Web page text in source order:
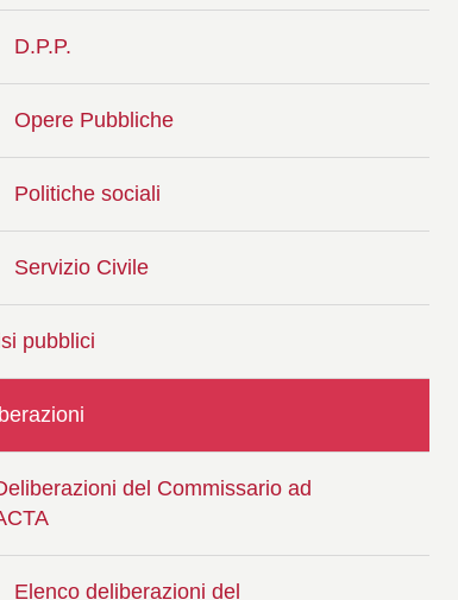
D.P.P.
Opere Pubbliche
Politiche sociali
Servizio Civile
pubblici
del Commissario ad
Elenco deliberazioni del